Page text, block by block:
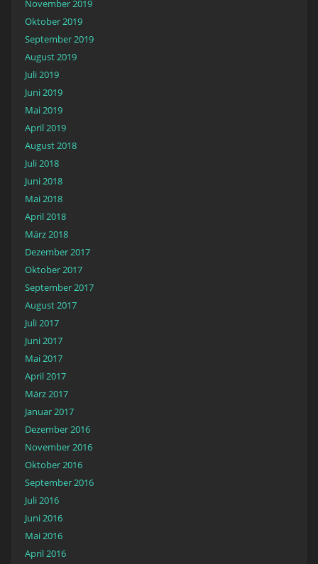
November 2019
Oktober 2019
September 2019
August 2019
Juli 2019
Juni 2019
Mai 2019
April 2019
August 2018
Juli 2018
Juni 2018
Mai 2018
April 2018
März 2018
Dezember 2017
Oktober 2017
September 2017
August 2017
Juli 2017
Juni 2017
Mai 2017
April 2017
März 2017
Januar 2017
Dezember 2016
November 2016
Oktober 2016
September 2016
Juli 2016
Juni 2016
Mai 2016
April 2016